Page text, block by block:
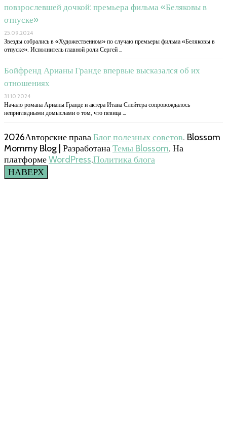
повзрослевшей дочкой: премьера фильма «Беляковы в
отпуске»
25.09.2024
Звезды собрались в «Художественном» по случаю премьеры фильма «Беляковы в
отпуске». Исполнитель главной роли Сергей …
Бойфренд Арианы Гранде впервые высказался об их
отношениях
31.10.2024
Начало романа Арианы Гранде и актера Итана Слейтера сопровождалось
неприглядными домыслами о том, что певица …
2026Авторские праваБлог полезных советов. Blossom
Mommy Blog | РазработанаТемы Blossom. На
платформеWordPress.Политика блога
НАВЕРХ